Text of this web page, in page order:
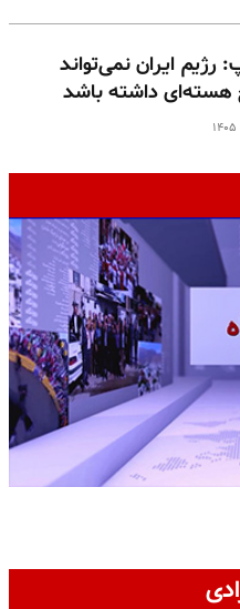
رژیم ایران نمی‌تواند
هسته‌ای داشته باشد